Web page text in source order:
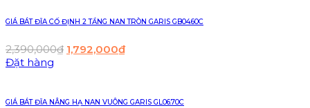
GIÁ BÁT ĐĨA CỐ ĐỊNH 2 TẦNG NAN TRÒN GARIS GB04.60C
2,390,000₫ 1,792,000₫
Đặt hàng
GIÁ BÁT ĐĨA NÂNG HẠ NAN VUÔNG GARIS GL06.70C